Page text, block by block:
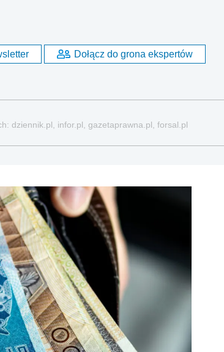
Dołącz do grona ekspertów
dziennik.pl, infor.pl, gazetaprawna.pl, forsal.pl